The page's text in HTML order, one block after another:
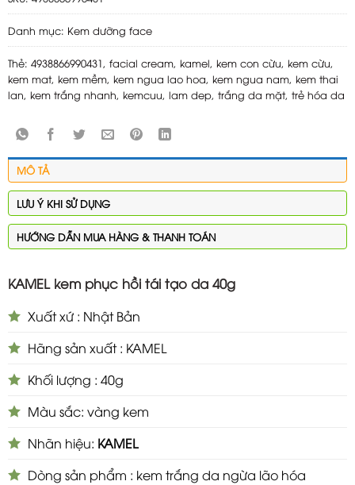
Danh mục: Kem dưỡng face
Thẻ: 4938866990431, facial cream, kamel, kem con cừu, kem cừu,
kem mat, kem mềm, kem ngua lao hoa, kem ngua nam, kem thai
lan, kem trắng nhanh, kemcuu, lam dep, trắng da mặt, trẻ hóa da
MÔ TẢ
LƯU Ý KHI SỬ DỤNG
HƯỚNG DẪN MUA HÀNG & THANH TOÁN
KAMEL kem phục hồi tái tạo da 40g
Xuất xứ : Nhật Bản
Hãng sản xuất : KAMEL
Khối lượng : 40g
Màu sắc: vàng kem
Nhãn hiệu: KAMEL
Dòng sản phẩm : kem trắng da ngừa lão hóa